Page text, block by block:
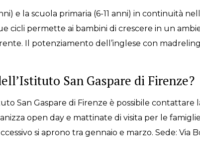
e la scuola primaria (6-11 anni) in continuità
cicli permette ai bambini di crescere in un
Il potenziamento dell’inglese con
San Gaspare di Firenze?
San Gaspare di Firenze è possibile contattare
open day e mattinate di visita per le
si aprono tra gennaio e marzo. Sede: Via